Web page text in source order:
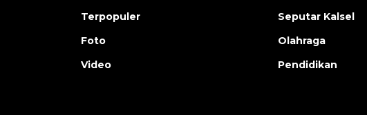
Terpopuler
Foto
Video
Seputar Kalsel
Olahraga
Pendidikan